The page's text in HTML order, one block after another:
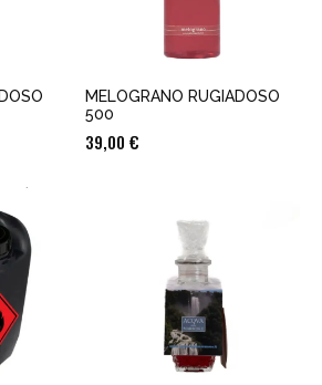
MELOGRANO RUGIADOSO
500
39,00 €